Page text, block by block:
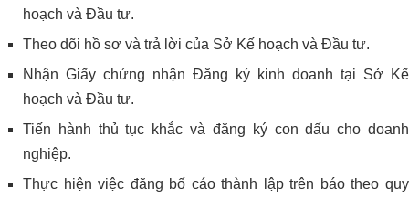
hoạch và Đầu tư.
Theo dõi hồ sơ và trả lời của Sở Kế hoạch và Đầu tư.
Nhận Giấy chứng nhận Đăng ký kinh doanh tại Sở Kế
hoạch và Đầu tư.
Tiến hành thủ tục khắc và đăng ký con dấu cho doanh
nghiệp.
Thực hiện việc đăng bố cáo thành lập trên báo theo quy